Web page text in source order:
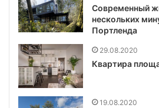
Cовременный
нескольких
Портленда
29.08.2020
Квартира
19.08.2020